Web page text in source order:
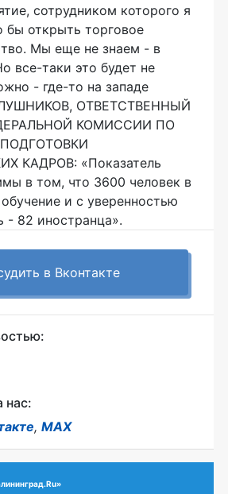
сотрудником которого я
бы открыть торговое
Мы еще не знаем - в
все-таки это будет не
- где-то на западе
ОТВЕТСТВЕННЫЙ
КОМИССИИ ПО
КАДРОВ: «Показатель
в том, что 3600 человек в
и с уверенностью
- 82 иностранца».
в Вконтакте
нас:
, MAX